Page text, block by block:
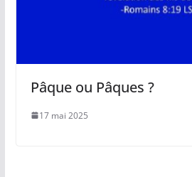
Pâque ou Pâques ?
17 mai 2025